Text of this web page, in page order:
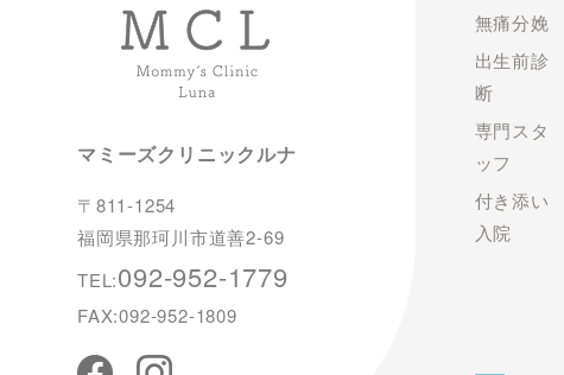
マミーズクリニックルナ
〒811-1254
福岡県那珂川市道善2-69
TEL:092-952-1779
FAX:092-952-1809
無痛分娩
出生前診
断
専門スタ
ッフ
付き添い
入院